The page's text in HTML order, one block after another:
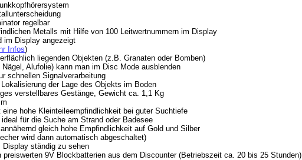
regelbar
Metalls mit Hilfe von 100 Leitwertnummern im Display
im Display angezeigt
Infos)
liegenden Objekten (z.B. Granaten oder Bomben)
Alufolie) kann man im Disc Mode ausblenden
schnellen Signalverarbeitung
der Lage des Objekts im Boden
verstellbares Gestänge, Gewicht ca. 1,1 Kg
hohe Kleinteileempfindlichkeit bei guter Suchtiefe
für die Suche am Strand oder Badesee
gleich hohe Empfindlichkeit auf Gold und Silber
wird dann automatisch abgeschaltet)
Display ständig zu sehen
9V Blockbatterien aus dem Discounter (Betriebszeit ca. 20 bis 25 Stunden)